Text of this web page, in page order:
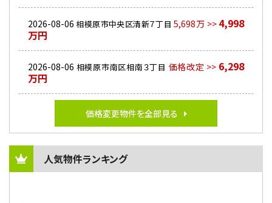
2026-08-06 相模原市中央区清新７丁目 5,698万 >> 4,998
万円
2026-08-06 相模原市南区相南３丁目 価格改定 >> 6,298
万円
価格変更物件を全部見る
人気物件ランキング